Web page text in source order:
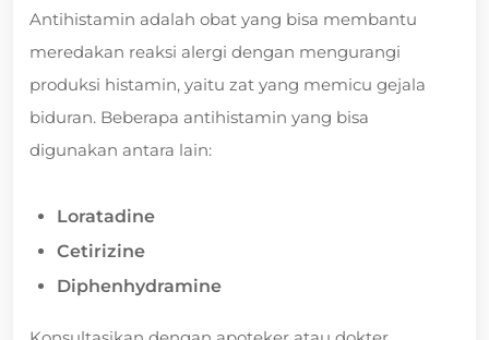
Antihistamin adalah obat yang bisa membantu
meredakan reaksi alergi dengan mengurangi
produksi histamin, yaitu zat yang memicu gejala
biduran. Beberapa antihistamin yang bisa
digunakan antara lain:
Loratadine
Cetirizine
Diphenhydramine